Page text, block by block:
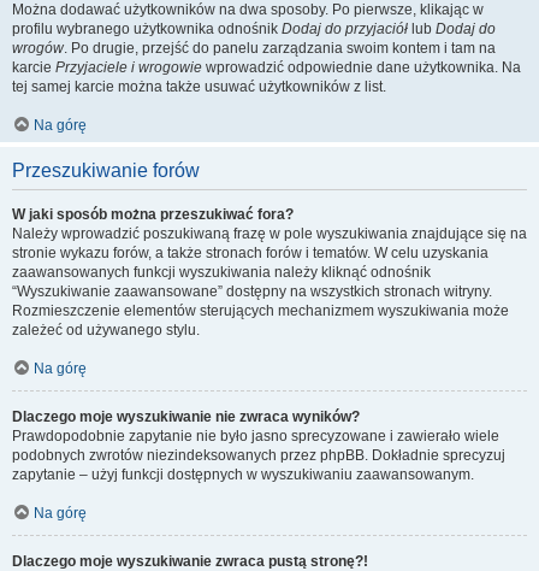
Można dodawać użytkowników na dwa sposoby. Po pierwsze, klikając w
profilu wybranego użytkownika odnośnik Dodaj do przyjaciół lub Dodaj do
wrogów. Po drugie, przejść do panelu zarządzania swoim kontem i tam na
karcie Przyjaciele i wrogowie wprowadzić odpowiednie dane użytkownika. Na
tej samej karcie można także usuwać użytkowników z list.
Na górę
Przeszukiwanie forów
W jaki sposób można przeszukiwać fora?
Należy wprowadzić poszukiwaną frazę w pole wyszukiwania znajdujące się na
stronie wykazu forów, a także stronach forów i tematów. W celu uzyskania
zaawansowanych funkcji wyszukiwania należy kliknąć odnośnik
“Wyszukiwanie zaawansowane” dostępny na wszystkich stronach witryny.
Rozmieszczenie elementów sterujących mechanizmem wyszukiwania może
zależeć od używanego stylu.
Na górę
Dlaczego moje wyszukiwanie nie zwraca wyników?
Prawdopodobnie zapytanie nie było jasno sprecyzowane i zawierało wiele
podobnych zwrotów niezindeksowanych przez phpBB. Dokładnie sprecyzuj
zapytanie – użyj funkcji dostępnych w wyszukiwaniu zaawansowanym.
Na górę
Dlaczego moje wyszukiwanie zwraca pustą stronę?!